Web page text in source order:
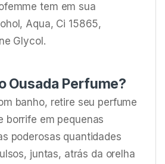
tem em sua
Aqua, Ci 15865,
Glycol.
Ousada Perfume?
banho, retire seu perfume
borrife em pequenas
poderosas quantidades
juntas, atrás da orelha